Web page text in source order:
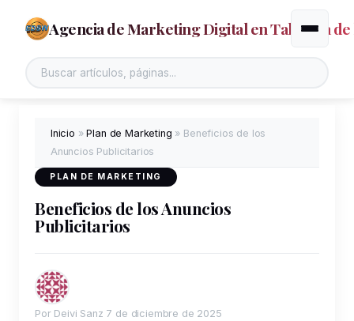
Agencia de Marketing Digital en Talavera de
Alternar
Inicio »Plan de Marketing » Beneficios de los
Anuncios Publicitarios
PLAN DE MARKETING
Beneficios de los Anuncios
Publicitarios
Por Deivi Sanz 7 de diciembre de 2025